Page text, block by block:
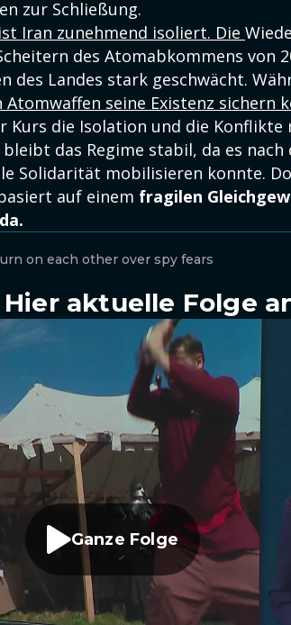
zur Schließung.
Iran zunehmend isoliert. Die
des Atomabkommens von
des Landes stark geschwächt.
Atomwaffen seine Existenz sichern
Kurs die Isolation und die
das Regime stabil, da es
Solidarität mobilisieren konnte.
auf einem fragilen
on each other over spy fears
aktuelle Folge
Ganze Folge